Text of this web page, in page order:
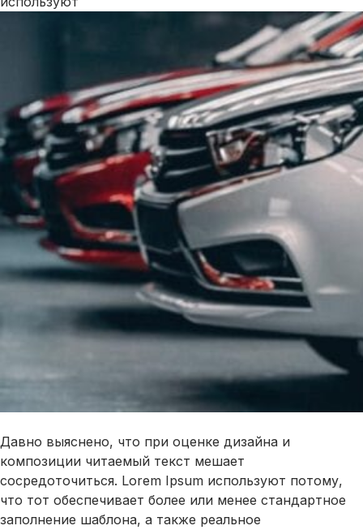
Давно выяснено, что при оценке дизайна и
композиции читаемый текст мешает
сосредоточиться. Lorem Ipsum используют потому,
что тот обеспечивает более или менее стандартное
заполнение шаблона, а также реальное